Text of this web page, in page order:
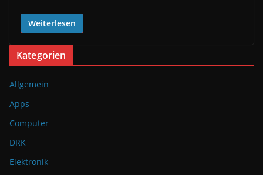
Weiterlesen
Kategorien
Allgemein
Apps
Computer
DRK
Elektronik